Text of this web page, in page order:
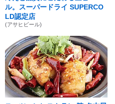
ル。スーパードライ SUPERCO
LD認定店
(アサヒビール)